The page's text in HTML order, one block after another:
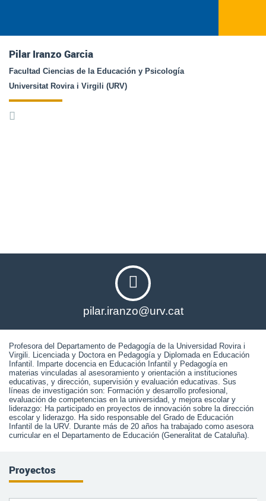
Pilar Iranzo Garcia
Facultad Ciencias de la Educación y Psicología
Universitat Rovira i Virgili (URV)
pilar.iranzo@urv.cat
Profesora del Departamento de Pedagogía de la Universidad Rovira i
Virgili. Licenciada y Doctora en Pedagogía y Diplomada en Educación
Infantil. Imparte docencia en Educación Infantil y Pedagogía en
materias vinculadas al asesoramiento y orientación a instituciones
educativas, y dirección, supervisión y evaluación educativas. Sus
líneas de investigación son: Formación y desarrollo profesional,
evaluación de competencias en la universidad, y mejora escolar y
liderazgo: Ha participado en proyectos de innovación sobre la dirección
escolar y liderazgo. Ha sido responsable del Grado de Educación
Infantil de la URV. Durante más de 20 años ha trabajado como asesora
curricular en el Departamento de Educación (Generalitat de Cataluña).
Proyectos